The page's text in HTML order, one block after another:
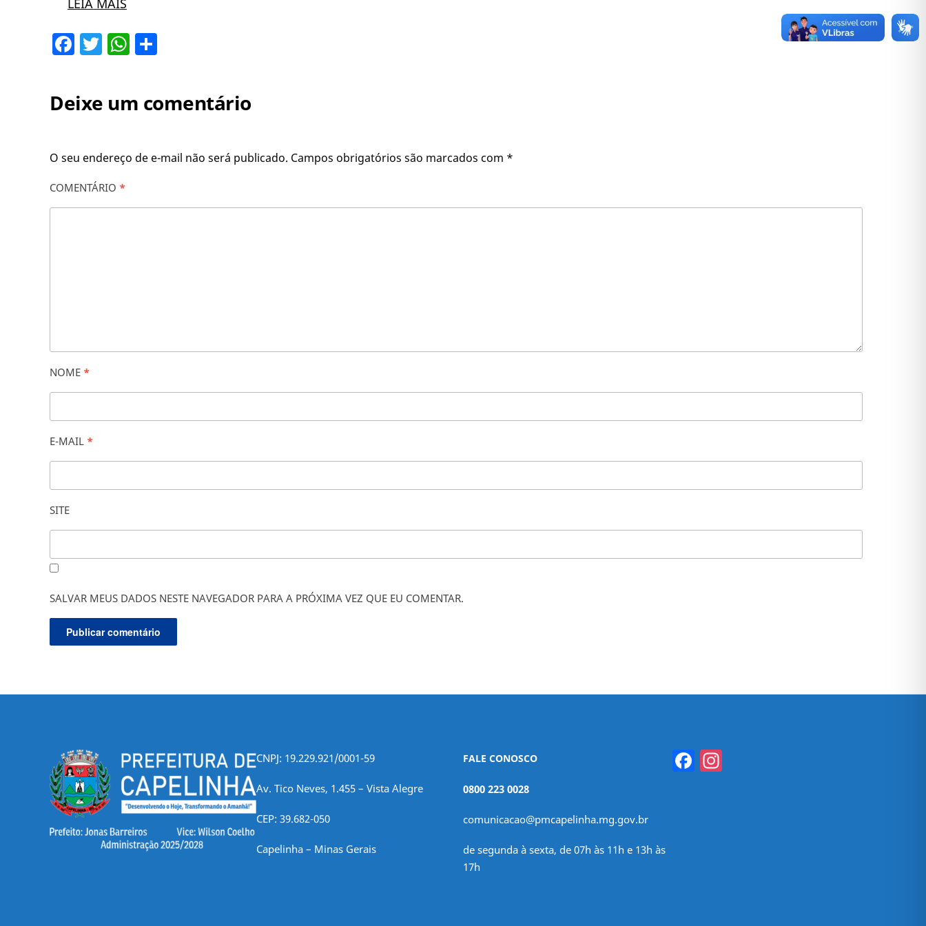
LEIA MAIS
Facebook
TwitterWhatsApp
Deixe um comentário
O seu endereço de e-mail não será publicado. Campos obrigatórios são marcados com *
COMENTÁRIO *
NOME *
E-MAIL *
SITE
SALVAR MEUS DADOS NESTE NAVEGADOR PARA A PRÓXIMA VEZ QUE EU COMENTAR.
CNPJ: 19.229.921/0001-59
Av. Tico Neves, 1.455 – Vista Alegre
CEP: 39.682-050
Capelinha – Minas Gerais
FALE CONOSCO
0800 223 0028
comunicacao@pmcapelinha.mg.gov.br
de segunda à sexta, de 07h às 11h e 13h às
17h
Facebook